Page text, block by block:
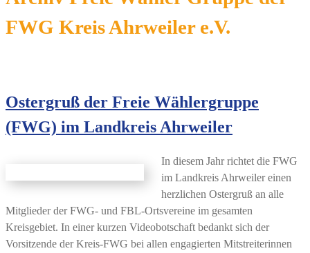
FWG Kreis Ahrweiler e.V.
Ostergruß der Freie Wählergruppe
(FWG) im Landkreis Ahrweiler
In diesem Jahr richtet die FWG
im Landkreis Ahrweiler einen
herzlichen Ostergruß an alle
Mitglieder der FWG‑ und FBL‑Ortsvereine im gesamten
Kreisgebiet. In einer kurzen Videobotschaft bedankt sich der
Vorsitzende der Kreis‑FWG bei allen engagierten Mitstreiterinnen